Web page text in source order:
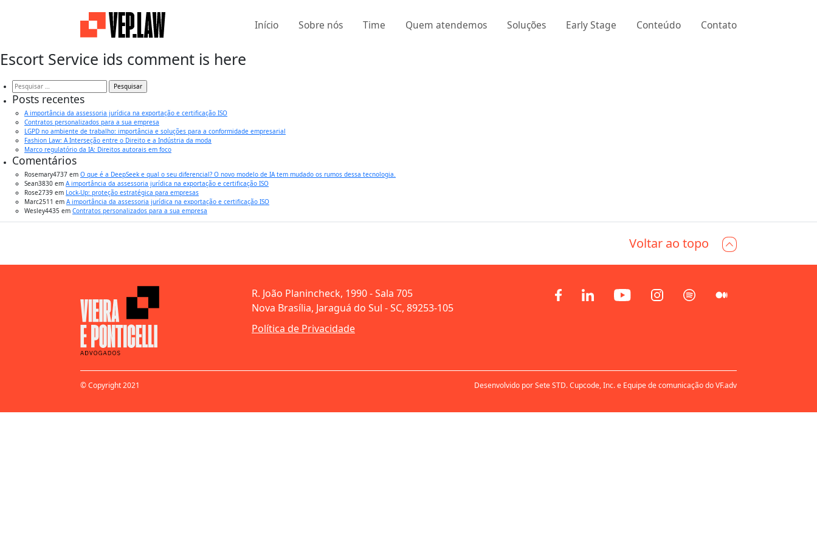
Início Sobre nós Time Quem atendemos Soluções Early Stage Conteúdo Contato
Escort Service ids comment is here
Pesquisar
por:
Posts recentes
A importância da assessoria jurídica na exportação e certificação ISO
Contratos personalizados para a sua empresa
LGPD no ambiente de trabalho: importância e soluções para a conformidade empresarial
Fashion Law: A Interseção entre o Direito e a Indústria da moda
Marco regulatório da IA: Direitos autorais em foco
Comentários
Rosemary4737 em O que é a DeepSeek e qual o seu diferencial? O novo modelo de IA tem mudado os rumos dessa tecnologia.
Sean3830 em A importância da assessoria jurídica na exportação e certificação ISO
Rose2739 em Lock-Up: proteção estratégica para empresas
Marc2511 em A importância da assessoria jurídica na exportação e certificação ISO
Wesley4435 em Contratos personalizados para a sua empresa
Voltar ao topo
R. João Planincheck, 1990 - Sala 705
Nova Brasília, Jaraguá do Sul - SC, 89253-105
Política de Privacidade
© Copyright 2021 Desenvolvido por Sete STD. Cupcode, Inc. e Equipe de comunicação do VF.adv